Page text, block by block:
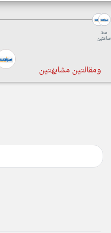
منذ
ساعتين
ومقالتين مشابهتين